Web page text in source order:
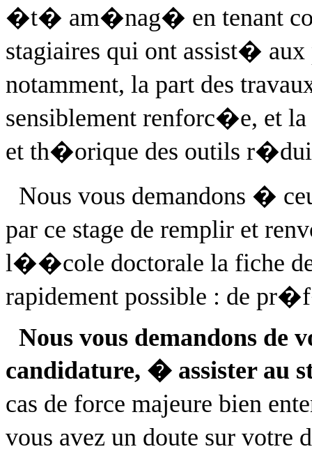
�t� am�nag� en tenant
stagiaires qui ont assist�
notamment, la part des
sensiblement renforc�e, et
et th�orique des outils
Nous vous demandons �
par ce stage de remplir et
l��cole doctorale la fiche
rapidement possible : de
Nous vous demandons de
candidature, � assister au
cas de force majeure bien
vous avez un doute sur